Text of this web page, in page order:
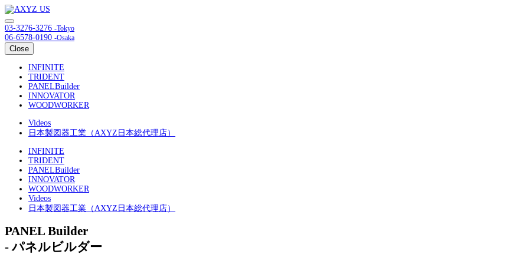
03-3276-3276 -Tokyo
06-6578-0190 -Osaka
Close
INFINITE
TRIDENT
PANELBuilder
INNOVATOR
WOODWORKER
Videos
日本製図器工業（AXYZ日本総代理店）
INFINITE
TRIDENT
PANELBuilder
INNOVATOR
WOODWORKER
Videos
日本製図器工業（AXYZ日本総代理店）
PANEL Builder
- パネルビルダー